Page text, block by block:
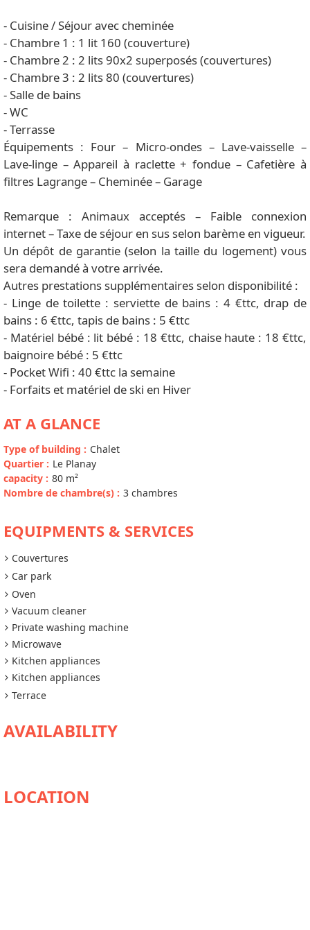
- Cuisine / Séjour avec cheminée
- Chambre 1 : 1 lit 160 (couverture)
- Chambre 2 : 2 lits 90x2 superposés (couvertures)
- Chambre 3 : 2 lits 80 (couvertures)
- Salle de bains
- WC
- Terrasse
Équipements : Four – Micro-ondes – Lave-vaisselle –
Lave-linge – Appareil à raclette + fondue – Cafetière à
filtres Lagrange – Cheminée – Garage
Remarque : Animaux acceptés – Faible connexion
internet – Taxe de séjour en sus selon barème en vigueur.
Un dépôt de garantie (selon la taille du logement) vous
sera demandé à votre arrivée.
Autres prestations supplémentaires selon disponibilité :
- Linge de toilette : serviette de bains : 4 €ttc, drap de
bains : 6 €ttc, tapis de bains : 5 €ttc
- Matériel bébé : lit bébé : 18 €ttc, chaise haute : 18 €ttc,
baignoire bébé : 5 €ttc
- Pocket Wifi : 40 €ttc la semaine
- Forfaits et matériel de ski en Hiver
AT A GLANCE
Type of building : Chalet
Quartier : Le Planay
capacity : 80 m²
Nombre de chambre(s) : 3 chambres
EQUIPMENTS & SERVICES
Couvertures
Car park
Oven
Vacuum cleaner
Private washing machine
Microwave
Kitchen appliances
Kitchen appliances
Terrace
AVAILABILITY